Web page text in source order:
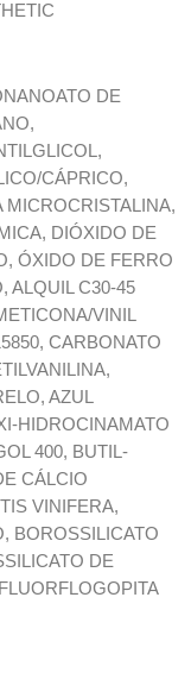
DE
CÁPRICO,
MICROCRISTALINA,
DIÓXIDO DE
ÓXIDO DE FERRO
ALQUIL C30-45
VINIL
CARBONATO
AZUL
HIDROCINAMATO
400, BUTIL-
CÁLCIO
VINIFERA,
BOROSSILICATO
DE